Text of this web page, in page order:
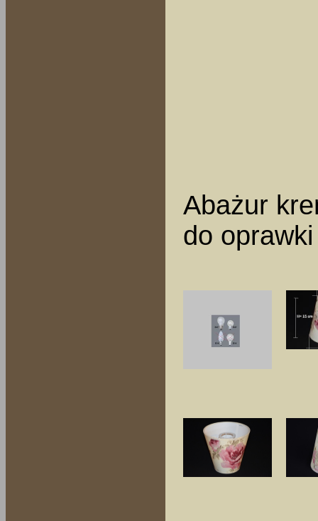
Abażur
do oprawki